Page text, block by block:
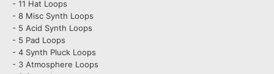
- 11 Hat Loops
- 8 Misc Synth Loops
- 5 Acid Synth Loops
- 5 Pad Loops
- 4 Synth Pluck Loops
- 3 Atmosphere Loops